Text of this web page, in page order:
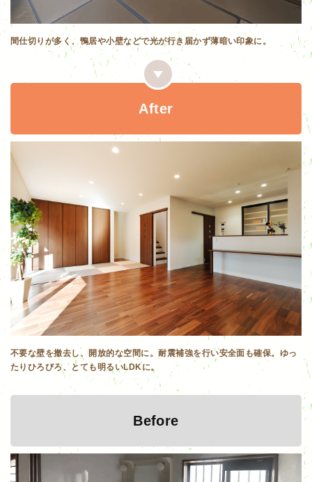
間仕切りが多く、鴨居や小壁などで光が行き届かず薄暗い印象に。
After
不要な壁を撤去し、開放的な空間に。耐震補強を行い安全面も確保。ゆっ
たりひろびろ、とても明るいLDKに。
Before